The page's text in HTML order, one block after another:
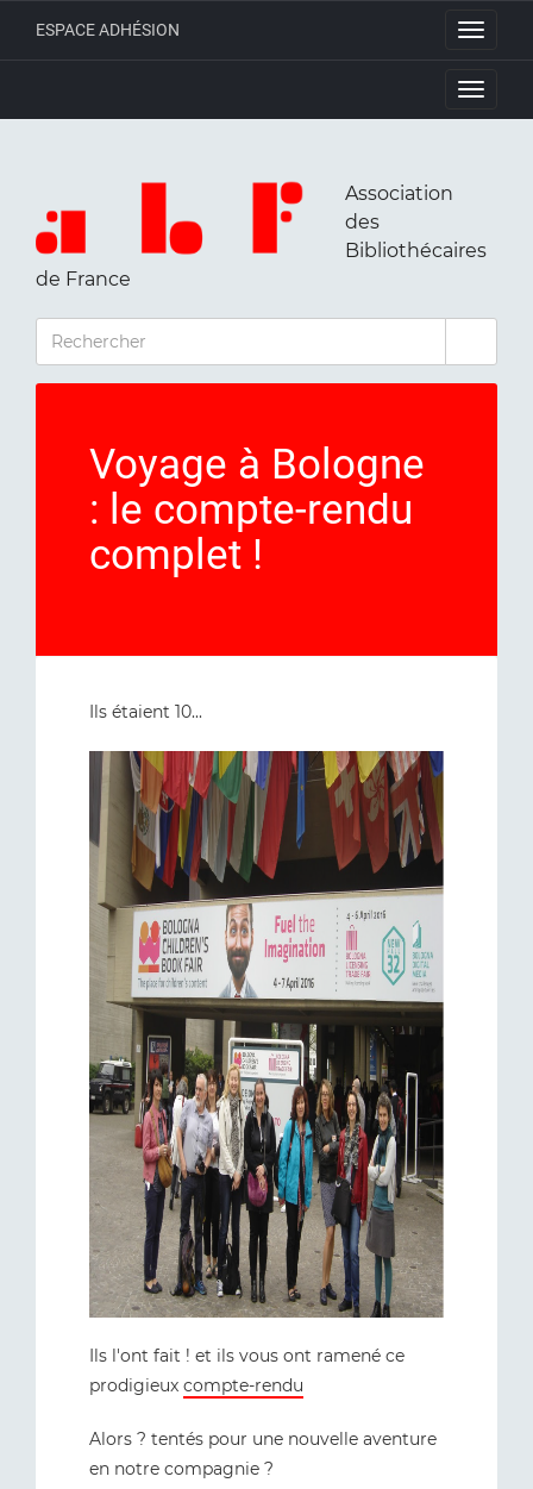
Toggle
ESPACE ADHÉSION
Toggle
Association
des
Bibliothécaires
de France
RECHERCHER
Voyage à Bologne
: le compte-rendu
complet !
Ils étaient 10...
Ils l'ont fait ! et ils vous ont ramené ce
prodigieux compte-rendu
Alors ? tentés pour une nouvelle aventure
en notre compagnie ?